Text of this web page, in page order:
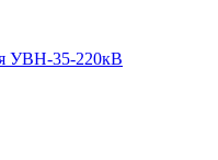
УВН-35-220кВ